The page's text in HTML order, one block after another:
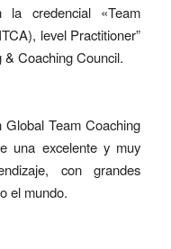
la credencial «Team
level Practitioner”
Coaching Council.
Team Coaching
una excelente y muy
con grandes
el mundo.